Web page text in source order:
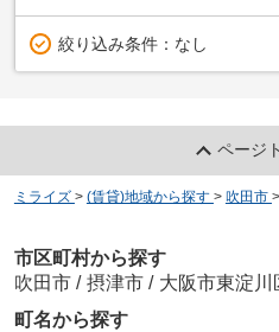
絞り込み条件： なし
ページ
ミライズ > (賃貸)地域から探す > 吹田市 >
市区町村から探す
吹田市 / 摂津市 / 大阪市東淀川
町名から探す